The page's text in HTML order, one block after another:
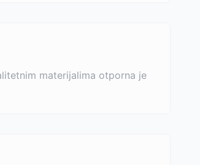
materijalima otporna je